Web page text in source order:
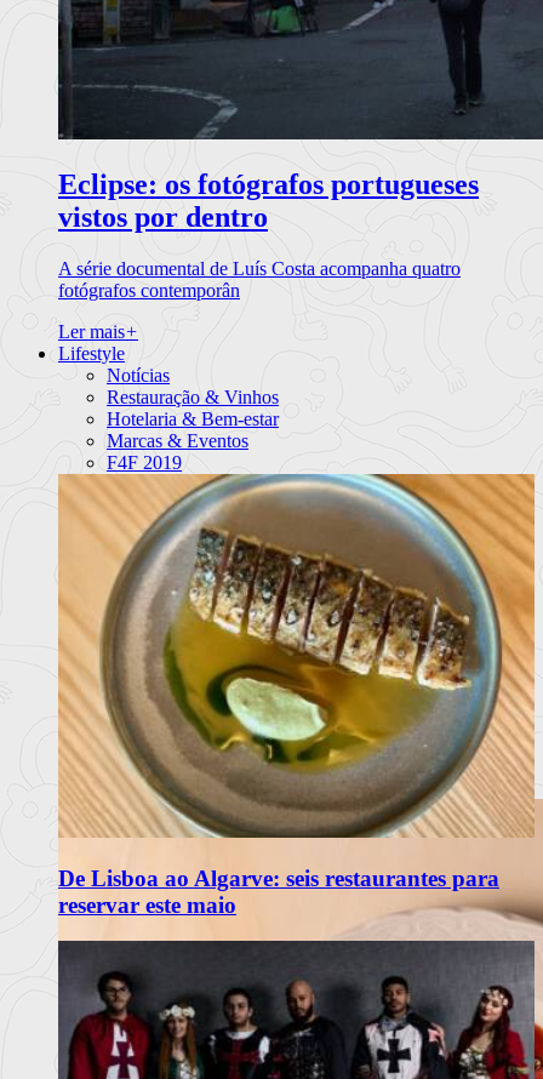
Eclipse: os fotógrafos portugueses
vistos por dentro
A série documental de Luís Costa acompanha quatro
fotógrafos contemporân
Ler mais+
Lifestyle
Notícias
Restauração & Vinhos
Hotelaria & Bem-estar
Marcas & Eventos
F4F 2019
De Lisboa ao Algarve: seis restaurantes para
reservar este maio